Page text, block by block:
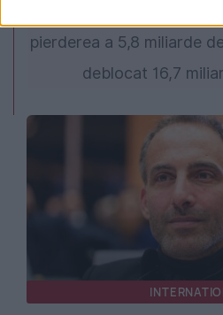
pierderea a 5,8 miliarde
deblocat 16,7